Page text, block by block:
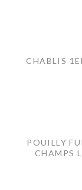
CHABLIS
POUILLY
CHAMPS